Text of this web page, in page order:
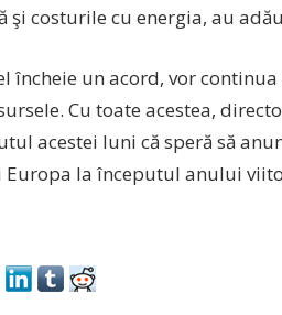
şi costurile cu energia, au
încheie un acord, vor
Cu toate acestea,
acestei luni că speră să
Europa la începutul anului